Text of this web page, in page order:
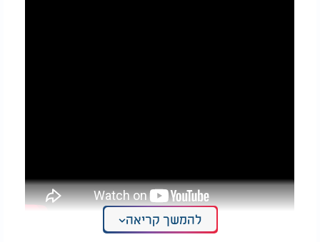
להמשך קריאה